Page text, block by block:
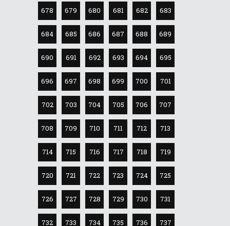
678 679 680 681 682 683
684 685 686 687 688 689
690 691 692 693 694 695
696 697 698 699 700 701
702 703 704 705 706 707
708 709 710 711 712 713
714 715 716 717 718 719
720 721 722 723 724 725
726 727 728 729 730 731
732 733 734 735 736 737